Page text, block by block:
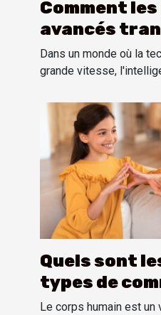
Comment
avancés
l'interaction
Dans un monde où la
grande vitesse,
Quels sont
types de
non verbale ?
Le corps humain est